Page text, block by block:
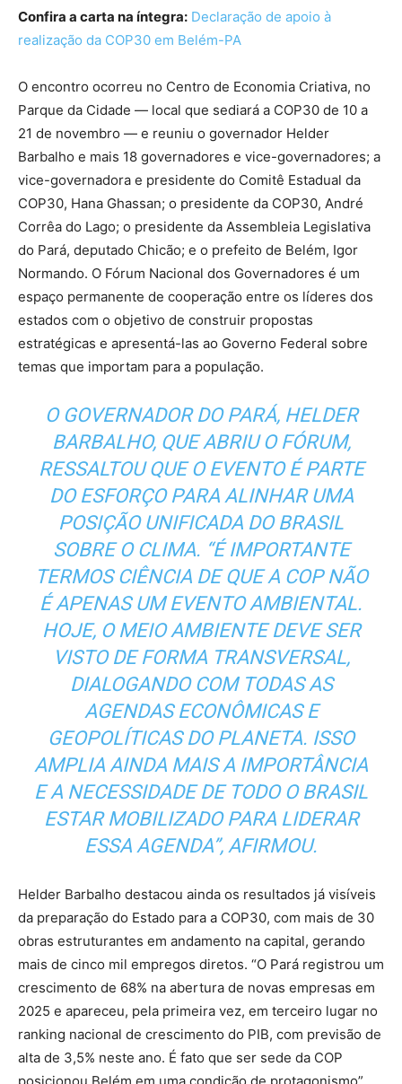
Confira a carta na íntegra: Declaração de apoio à
realização da COP30 em Belém-PA
O encontro ocorreu no Centro de Economia Criativa, no
Parque da Cidade — local que sediará a COP30 de 10 a
21 de novembro — e reuniu o governador Helder
Barbalho e mais 18 governadores e vice-governadores; a
vice-governadora e presidente do Comitê Estadual da
COP30, Hana Ghassan; o presidente da COP30, André
Corrêa do Lago; o presidente da Assembleia Legislativa
do Pará, deputado Chicão; e o prefeito de Belém, Igor
Normando. O Fórum Nacional dos Governadores é um
espaço permanente de cooperação entre os líderes dos
estados com o objetivo de construir propostas
estratégicas e apresentá-las ao Governo Federal sobre
temas que importam para a população.
O GOVERNADOR DO PARÁ, HELDER
BARBALHO, QUE ABRIU O FÓRUM,
RESSALTOU QUE O EVENTO É PARTE
DO ESFORÇO PARA ALINHAR UMA
POSIÇÃO UNIFICADA DO BRASIL
SOBRE O CLIMA. “É IMPORTANTE
TERMOS CIÊNCIA DE QUE A COP NÃO
É APENAS UM EVENTO AMBIENTAL.
HOJE, O MEIO AMBIENTE DEVE SER
VISTO DE FORMA TRANSVERSAL,
DIALOGANDO COM TODAS AS
AGENDAS ECONÔMICAS E
GEOPOLÍTICAS DO PLANETA. ISSO
AMPLIA AINDA MAIS A IMPORTÂNCIA
E A NECESSIDADE DE TODO O BRASIL
ESTAR MOBILIZADO PARA LIDERAR
ESSA AGENDA”, AFIRMOU.
Helder Barbalho destacou ainda os resultados já visíveis
da preparação do Estado para a COP30, com mais de 30
obras estruturantes em andamento na capital, gerando
mais de cinco mil empregos diretos. “O Pará registrou um
crescimento de 68% na abertura de novas empresas em
2025 e apareceu, pela primeira vez, em terceiro lugar no
ranking nacional de crescimento do PIB, com previsão de
alta de 3,5% neste ano. É fato que ser sede da COP